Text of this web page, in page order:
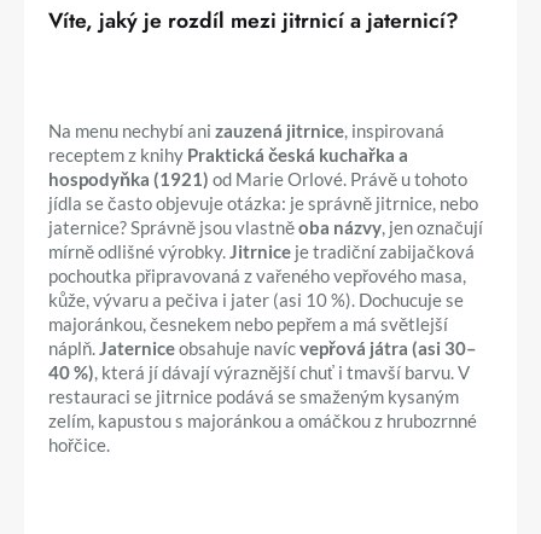
Víte, jaký je rozdíl mezi jitrnicí a jaternicí?
Na menu nechybí ani zauzená jitrnice, inspirovaná
receptem z knihy Praktická česká kuchařka a
hospodyňka (1921) od Marie Orlové. Právě u tohoto
jídla se často objevuje otázka: je správně jitrnice, nebo
jaternice? Správně jsou vlastněoba názvy, jen označují
mírně odlišné výrobky.Jitrnice je tradiční zabijačková
pochoutka připravovaná z vařeného vepřového masa,
kůže, vývaru a pečiva i jater (asi 10 %). Dochucuje se
majoránkou, česnekem nebo pepřem a má světlejší
náplň.Jaterniceobsahuje navícvepřová játra (asi 30–
40 %), která jí dávají výraznější chuť i tmavší barvu. V
restauraci se jitrnice podává se smaženým kysaným
zelím, kapustou s majoránkou a omáčkou z hrubozrnné
hořčice.